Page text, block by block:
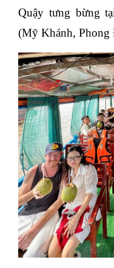
Quậy tưng bừng
(Mỹ Khánh,